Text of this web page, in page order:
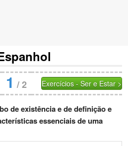
1 /2 Exercícios - Ser e Estar >
de existência e de definição e
essenciais de uma